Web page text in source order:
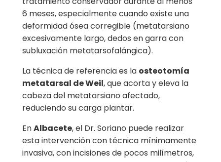
6 meses, especialmente cuando existe una
deformidad ósea corregible (metatarsiano
excesivamente largo, dedos en garra con
subluxación metatarsofalángica).
La técnica de referencia es la osteotomía
metatarsal de Weil, que acorta y eleva la
cabeza del metatarsiano afectado,
reduciendo su carga plantar.
EnAlbacete, el Dr. Soriano puede realizar
esta intervención con técnica mínimamente
invasiva, con incisiones de pocos milímetros,